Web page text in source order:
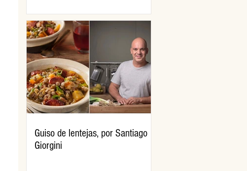
Guiso de lentejas, por Santiago
Giorgini